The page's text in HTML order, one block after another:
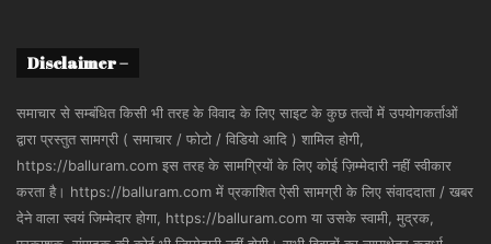
Disclaimer –
समाचार से सम्बंधित किसी भी तरह के विवाद के लिए साइट के कुछ तत्वों में उपयोगकर्ताओं
द्वारा प्रस्तुत सामग्री ( समाचार / फोटो / विडियो आदि ) शामिल होगी,
https://balluram.com इस तरह के सामग्रियों के लिए कोई ज़िम्मेदारी नहीं स्वीकार
करता है। https://balluram.com में प्रकाशित ऐसी सामग्री के लिए संवाददाता / खबर
देने वाला स्वयं जिम्मेदार होगा, https://balluram.com या उसके स्वामी, मुद्रक,